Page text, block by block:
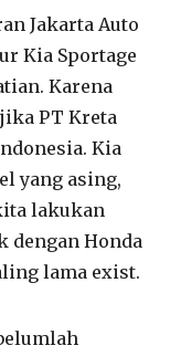
Jakarta Auto
Kia Sportage
Karena
PT Kreta
Kia
yang asing,
lakukan
dengan Honda
lama exist.